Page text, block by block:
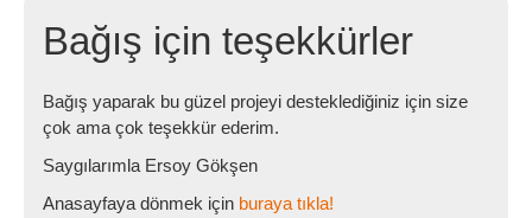
Bağış için teşekkürler
Bağış yaparak bu güzel projeyi desteklediğiniz için size
çok ama çok teşekkür ederim.
Saygılarımla Ersoy Gökşen
Anasayfaya dönmek için buraya tıkla!